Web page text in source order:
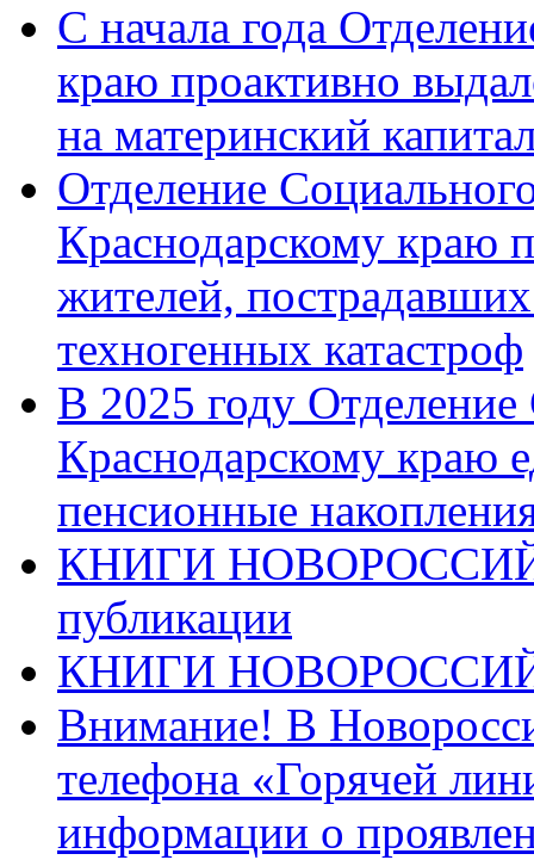
С начала года
краю проактивно
на материнский
Отделение
Краснодарскому краю
жителей,
техногенных катастроф
В 2025 году
Краснодарскому краю
пенсионные
КНИГИ
публикации
КНИГИ
Внимание! В
телефона «Горячей
информации о